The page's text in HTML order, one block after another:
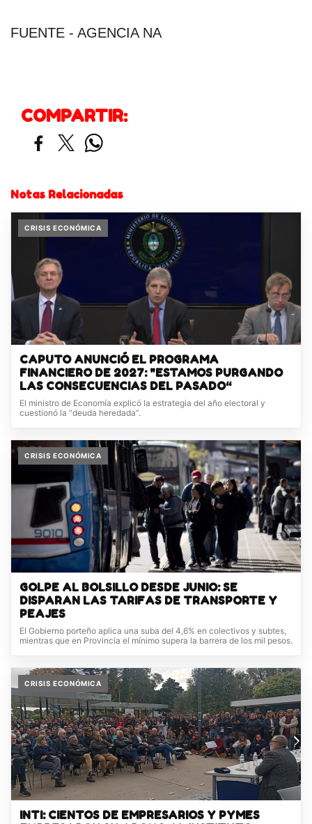
FUENTE - AGENCIA NA
COMPARTIR:
Notas Relacionadas
CRISIS ECONÓMICA
CAPUTO ANUNCIÓ EL PROGRAMA
FINANCIERO DE 2027: "ESTAMOS PURGANDO
LAS CONSECUENCIAS DEL PASADO“
El ministro de Economía explicó la estrategia del año electoral y
cuestionó la “deuda heredada”.
CRISIS ECONÓMICA
GOLPE AL BOLSILLO DESDE JUNIO: SE
DISPARAN LAS TARIFAS DE TRANSPORTE Y
PEAJES
El Gobierno porteño aplica una suba del 4,6% en colectivos y subtes,
mientras que en Provincia el mínimo supera la barrera de los mil pesos.
CRISIS ECONÓMICA
INTI: CIENTOS DE EMPRESARIOS Y PYMES